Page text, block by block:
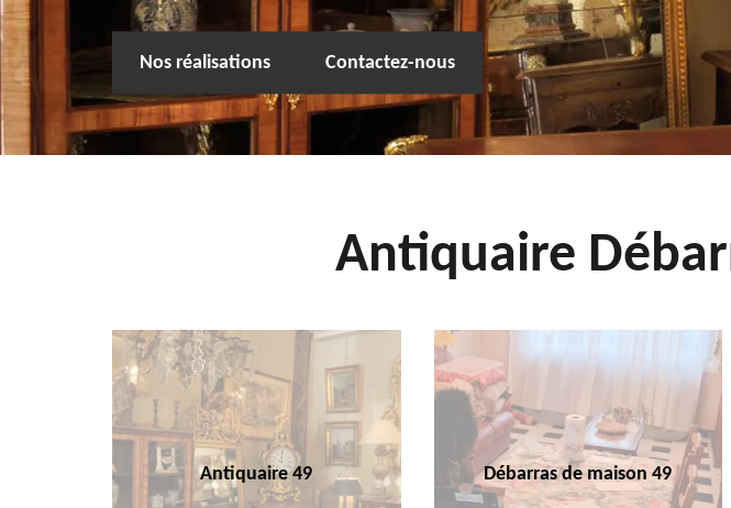
Nos réalisations Contactez-nous
Antiquaire
Antiquaire 49 Débarras de maison 49